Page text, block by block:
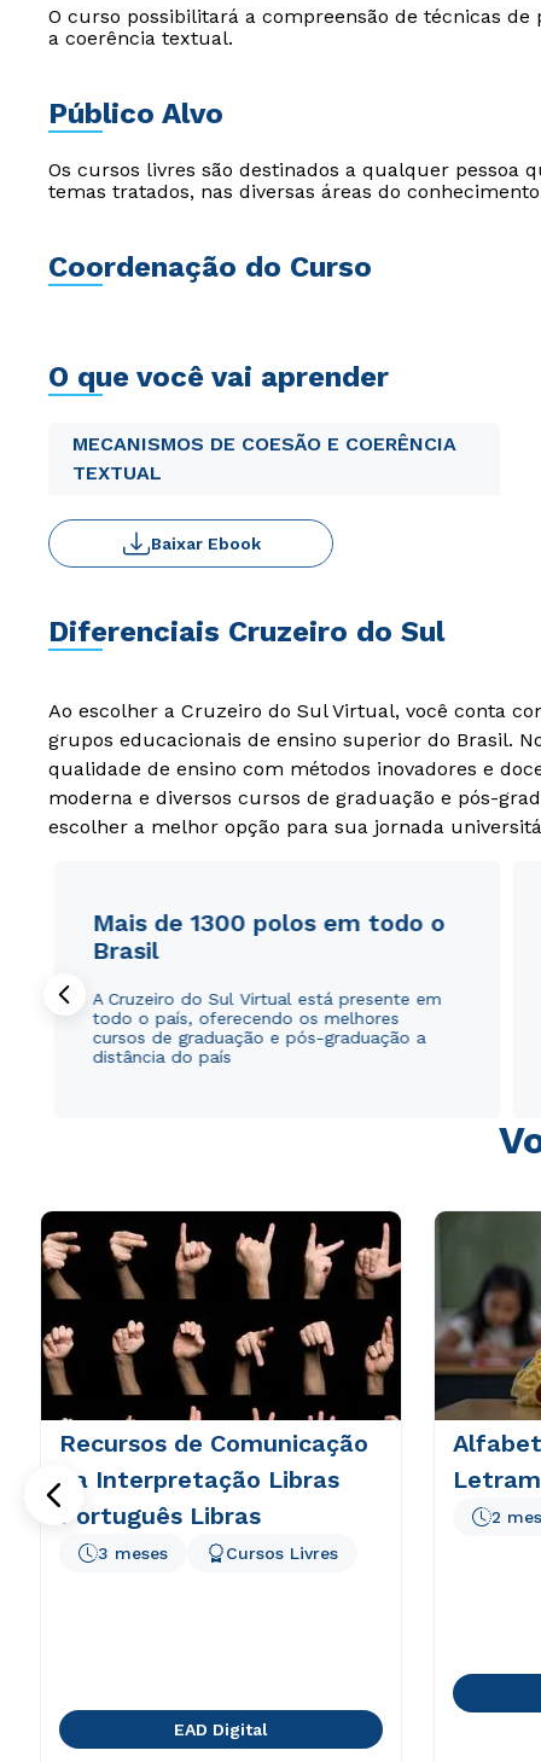
O curso possibilitará a compreensão de técnicas
a coerência textual.
Público Alvo
Os cursos livres são destinados a qualquer pessoa
temas tratados, nas diversas áreas do
Coordenação do Curso
O que você vai aprender
MECANISMOS DE COESÃO E COERÊNCIA
TEXTUAL
Baixar Ebook
Diferenciais Cruzeiro do Sul
Ao escolher a Cruzeiro do Sul Virtual, você conta
grupos educacionais de ensino superior do Brasil.
qualidade de ensino com métodos inovadores e
moderna e diversos cursos de graduação e pós-
escolher a melhor opção para sua jornada
Mais de 1300 polos em todo o
Brasil
A Cruzeiro do Sul Virtual está presente em
todo o país, oferecendo os melhores
cursos de graduação e pós-graduação a
distância do país
Recursos de Comunicação
na Interpretação Libras
Português Libras
3 meses Cursos Livres
EAD Digital
2